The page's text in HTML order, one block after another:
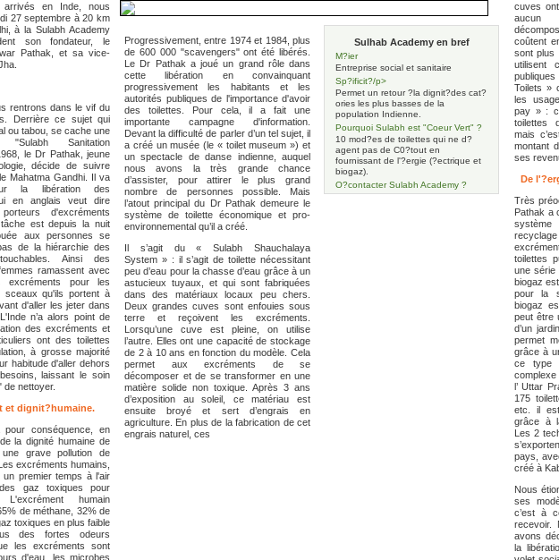
arrivés en Inde, nous
27 septembre à 20 km
à la Sulabh Academy
son fondateur, le
Pathak, et sa vice-
rentrons dans le vif du
Derrière ce sujet qui
ou tabou, se cache une
Sanitation
le Dr Pathak, jeune
décide de suivre
Mahatma Gandhi. Il va
la libération des
en anglais veut dire
d'excréments
est depuis la nuit
aux personnes se
de la hiérarchie des
Ainsi des
ramassent avec
excréments pour les
sceaux qu'ils portent à
d'aller les jeter dans
n’a alors point de
des excréments et
ont des toilettes
à grosse majorité
habitude d'aller dehors
laissant le soin
nettoyer.
et dignit?humaine.
pour conséquence, en
la dignité humaine de
grave pollution de
excréments humains,
premier temps à l'air
gaz toxiques pour
L'excrément humain
de méthane, 32% de
toxiques en plus faible
des fortes odeurs
les excréments sont
d'eau, les microbes
Progressivement, entre 1974 et 1984, plus
de 600 000 "scavengers" ont été libérés.
Le Dr Pathak a joué un grand rôle dans
cette libération en convainquant
progressivement les habitants et les
autorités publiques de l'importance d'avoir
des toilettes. Pour cela, il a fait une
importante campagne d'information.
Devant la difficulté de parler d’un tel sujet, il
a créé un musée (le « toilet museum ») et
un spectacle de danse indienne, auquel
nous avons la très grande chance
d’assister, pour attirer le plus grand
nombre de personnes possible. Mais
l’atout principal du Dr Pathak demeure le
système de toilette économique et pro-
environnemental qu’il a créé.
Il s’agit du « Sulabh Shauchalaya
System » : il s’agit de toilette nécessitant
peu d’eau pour la chasse d’eau grâce à un
astucieux tuyaux, et qui sont fabriquées
dans des matériaux locaux peu chers.
Deux grandes cuves sont enfouies sous
terre et reçoivent les excréments.
Lorsqu’une cuve est pleine, on utilise
l’autre. Elles ont une capacité de stockage
de 2 à 10 ans en fonction du modèle. Cela
permet aux excréments de se
décomposer et de se transformer en une
matière solide non toxique. Après 3 ans
d’exposition au soleil, ce matériau est
ensuite broyé et sert d’engrais en
agriculture. En plus de la fabrication de cet
engrais naturel, ces
Sulhab Academy en bref
M?ier
Entreprise social et sanitaire
Sp?ificit?/p>
Permet un retour ?la dignit?des cat?
ories les plus basses de la
population Indienne.
Pourquoi Sulabh est "Coeur Vert" ?
10 mod?es de toilettes qui ne d?
agent pas de C0?tout en
fournissant de l'?ergie (?ectrique et
biogaz).
O?contacter Sulabh Academy ?
cuves
aucun
coûtent
sont plus
utilisent
publiques
Toilets »
les
pay » :
toilettes
mais
montant
ses
De
Très
Pathak a
toilettes
une série
biogaz
pour la
biogaz
peut être
d’un
permet
grâce à
ce type
l’ Uttar
175
etc. il est
grâce à
Les 2
pays,
créé à
Nous
ses
c’est à
recevoir.
avons
la